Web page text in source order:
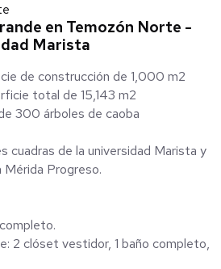
en Temozón Norte -
Marista
de construcción de 1,000 m2
total de 15,143 m2
300 árboles de caoba
cuadras de la universidad Marista y
Progreso.
2 clóset vestidor, 1 baño completo,